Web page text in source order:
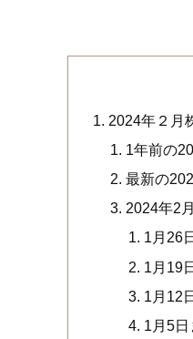
2024年２月
1年前の
最新の
2024年2
1月26
1月19
1月12
1月5